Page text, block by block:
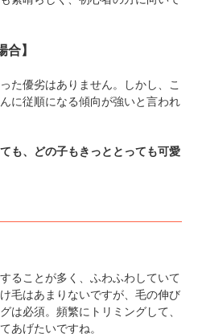
合】
た優劣はありません。しかし、こ
に従順になる傾向が強いと言われ
も、どの子もきっととっても可愛
ることが多く、ふわふわしていて
毛はあまりないですが、毛の伸び
は必須。頻繁にトリミングして、
あげたいですね。